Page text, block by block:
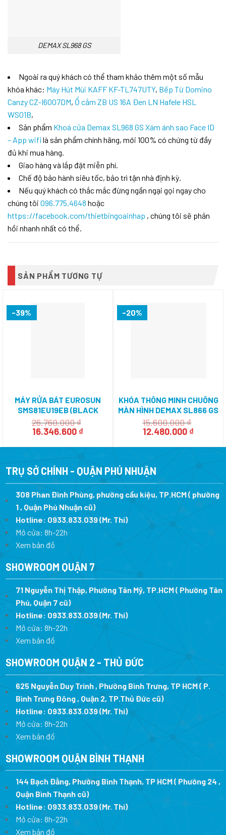
DEMAX SL968 GS
Ngoài ra quý khách có thể tham khảo thêm một số mẫu
khóa khác: Máy Hút Mùi KAFF KF-TL747UTY, Bếp Từ Domino
Canzy CZ-I6007DM, Ổ cắm ZB US 16A Đen LN Hafele HSL
WS01B,
Sản phẩm Khoá cửa Demax SL968 GS Xám ánh sao Face ID
– App wifi là sản phẩm chính hãng, mới 100% có chứng từ đầy
đủ khi mua hàng.
Giao hàng và lắp đặt miễn phí.
Chế độ bảo hành siêu tốc, bảo trì tận nhà định kỳ.
Nếu quý khách có thắc mắc đừng ngần ngại gọi ngay cho
chúng tôi 096.775.4648 hoặc
https://facebook.com/thietbingoainhap , chúng tôi sẽ phản
hồi nhanh nhất có thể.
SẢN PHẨM TƯƠNG TỰ
-39%
MÁY RỬA BÁT EUROSUN
SMS81EU19EB (BLACK
SERIAL 7+)
26.760.000₫
Giá
là:
16.346.600 ₫Giá
tại
16.346.600 ₫.
-20%
KHÓA THÔNG MINH CHUÔNG
MÀN HÌNH DEMAX SL866 GS
– APP WIFI
15.600.000₫
Giá
là:
12.480.000 ₫Giá
tại
TRỤ SỞ CHÍNH - QUẬN PHÚ NHUẬN
308 Phan Đình Phùng, phường cầu kiệu, TP.HCM ( phường
1 , Quận Phú Nhuận cũ)
Hotline: 0933.833.039(Mr. Thi)
Mở cửa: 8h-22h
Xem bản đồ
SHOWROOM QUẬN 7
71 Nguyễn Thị Thập, Phường Tân Mỹ, TP.HCM ( Phường Tân
Phú, Quận 7 cũ)
Hotline: 0933.833.039(Mr. Thi)
Mở cửa: 8h-22h
Xem bản đồ
SHOWROOM QUẬN 2 - THỦ ĐỨC
625 Nguyễn Duy Trinh , Phường Bình Trưng, TP HCM ( P.
Bình Trưng Đông , Quận 2, TP.Thủ Đức cũ)
Hotline: 0933.833.039(Mr. Thi)
Mở cửa: 8h-22h
Xem bản đồ
SHOWROOM QUẬN BÌNH THẠNH
144 Bạch Đằng, Phường Bình Thạnh, TP HCM ( Phường 24 ,
Quận Bình Thạnh cũ)
Hotline: 0933.833.039(Mr. Thi)
Mở cửa: 8h-22h
Xem bản đồ